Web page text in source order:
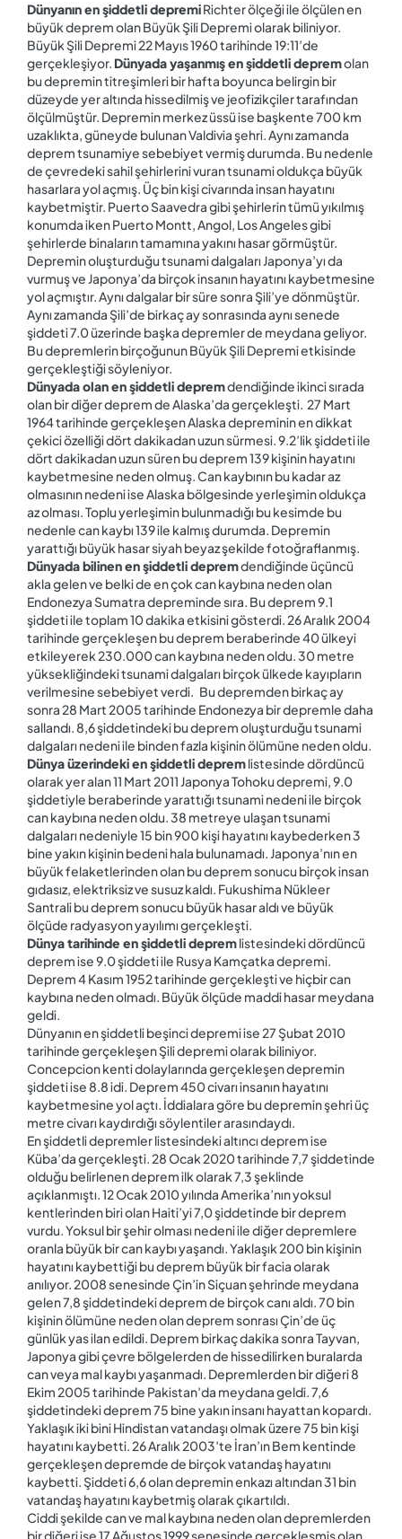
Dünyanın en şiddetli depremiRichter ölçeği ile ölçülen en
büyük deprem olan Büyük Şili Depremi olarak biliniyor.
Büyük Şili Depremi 22 Mayıs 1960 tarihinde 19:11’de
gerçekleşiyor. Dünyada yaşanmış en şiddetli depremolan
bu depremin titreşimleri bir hafta boyunca belirgin bir
düzeyde yer altında hissedilmiş ve jeofizikçiler tarafından
ölçülmüştür. Depremin merkez üssü ise başkente 700 km
uzaklıkta, güneyde bulunan Valdivia şehri. Aynı zamanda
deprem tsunamiye sebebiyet vermiş durumda. Bu nedenle
de çevredeki sahil şehirlerini vuran tsunami oldukça büyük
hasarlara yol açmış. Üç bin kişi civarında insan hayatını
kaybetmiştir. Puerto Saavedra gibi şehirlerin tümü yıkılmış
konumda iken Puerto Montt, Angol, Los Angeles gibi
şehirlerde binaların tamamına yakını hasar görmüştür.
Depremin oluşturduğu tsunami dalgaları Japonya’yı da
vurmuş ve Japonya’da birçok insanın hayatını kaybetmesine
yol açmıştır. Aynı dalgalar bir süre sonra Şili’ye dönmüştür.
Aynı zamanda Şili’de birkaç ay sonrasında aynı senede
şiddeti 7.0 üzerinde başka depremler de meydana geliyor.
Bu depremlerin birçoğunun Büyük Şili Depremi etkisinde
gerçekleştiği söyleniyor.
Dünyada olan en şiddetli depremdendiğinde ikinci sırada
olan bir diğer deprem de Alaska’da gerçekleşti. 27 Mart
1964 tarihinde gerçekleşen Alaska depreminin en dikkat
çekici özelliği dört dakikadan uzun sürmesi. 9.2’lik şiddeti ile
dört dakikadan uzun süren bu deprem 139 kişinin hayatını
kaybetmesine neden olmuş. Can kaybının bu kadar az
olmasının nedeni ise Alaska bölgesinde yerleşimin oldukça
az olması. Toplu yerleşimin bulunmadığı bu kesimde bu
nedenle can kaybı 139 ile kalmış durumda. Depremin
yarattığı büyük hasar siyah beyaz şekilde fotoğraflanmış.
Dünyada bilinen en şiddetli depremdendiğinde üçüncü
akla gelen ve belki de en çok can kaybına neden olan
Endonezya Sumatra depreminde sıra. Bu deprem 9.1
şiddeti ile toplam 10 dakika etkisini gösterdi. 26 Aralık 2004
tarihinde gerçekleşen bu deprem beraberinde 40 ülkeyi
etkileyerek 230.000 can kaybına neden oldu. 30 metre
yüksekliğindeki tsunami dalgaları birçok ülkede kayıpların
verilmesine sebebiyet verdi. Bu depremden birkaç ay
sonra 28 Mart 2005 tarihinde Endonezya bir depremle daha
sallandı. 8,6 şiddetindeki bu deprem oluşturduğu tsunami
dalgaları nedeni ile binden fazla kişinin ölümüne neden oldu.
Dünya üzerindeki en şiddetli depremlistesinde dördüncü
olarak yer alan 11 Mart 2011 Japonya Tohoku depremi, 9.0
şiddetiyle beraberinde yarattığı tsunami nedeni ile birçok
can kaybına neden oldu. 38 metreye ulaşan tsunami
dalgaları nedeniyle 15 bin 900 kişi hayatını kaybederken 3
bine yakın kişinin bedeni hala bulunamadı. Japonya’nın en
büyük felaketlerinden olan bu deprem sonucu birçok insan
gıdasız, elektriksiz ve susuz kaldı. Fukushima Nükleer
Santrali bu deprem sonucu büyük hasar aldı ve büyük
ölçüde radyasyon yayılımı gerçekleşti.
Dünya tarihinde en şiddetli depremlistesindeki dördüncü
deprem ise 9.0 şiddeti ile Rusya Kamçatka depremi.
Deprem 4 Kasım 1952 tarihinde gerçekleşti ve hiçbir can
kaybına neden olmadı. Büyük ölçüde maddi hasar meydana
geldi.
Dünyanın en şiddetli beşinci depremi ise 27 Şubat 2010
tarihinde gerçekleşen Şili depremi olarak biliniyor.
Concepcion kenti dolaylarında gerçekleşen depremin
şiddeti ise 8.8 idi. Deprem 450 civarı insanın hayatını
kaybetmesine yol açtı. İddialara göre bu depremin şehri üç
metre civarı kaydırdığı söylentiler arasındaydı.
En şiddetli depremler listesindeki altıncı deprem ise
Küba’da gerçekleşti. 28 Ocak 2020 tarihinde 7,7 şiddetinde
olduğu belirlenen deprem ilk olarak 7,3 şeklinde
açıklanmıştı. 12 Ocak 2010 yılında Amerika’nın yoksul
kentlerinden biri olan Haiti’yi 7,0 şiddetinde bir deprem
vurdu. Yoksul bir şehir olması nedeni ile diğer depremlere
oranla büyük bir can kaybı yaşandı. Yaklaşık 200 bin kişinin
hayatını kaybettiği bu deprem büyük bir facia olarak
anılıyor. 2008 senesinde Çin’in Siçuan şehrinde meydana
gelen 7,8 şiddetindeki deprem de birçok canı aldı. 70 bin
kişinin ölümüne neden olan deprem sonrası Çin’de üç
günlük yas ilan edildi. Deprem birkaç dakika sonra Tayvan,
Japonya gibi çevre bölgelerden de hissedilirken buralarda
can veya mal kaybı yaşanmadı. Depremlerden bir diğeri 8
Ekim 2005 tarihinde Pakistan’da meydana geldi. 7,6
şiddetindeki deprem 75 bine yakın insanı hayattan kopardı.
Yaklaşık iki bini Hindistan vatandaşı olmak üzere 75 bin kişi
hayatını kaybetti. 26 Aralık 2003’te İran’ın Bem kentinde
gerçekleşen depremde de birçok vatandaş hayatını
kaybetti. Şiddeti 6,6 olan depremin enkazı altından 31 bin
vatandaş hayatını kaybetmiş olarak çıkartıldı.
Ciddi şekilde can ve mal kaybına neden olan depremlerden